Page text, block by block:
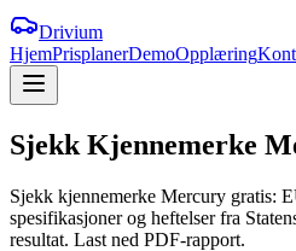
Drivium
HjemPrisplanerDemoOpplæring
Sjekk Kjennemerke
Sjekk kjennemerke Mercury gratis:
spesifikasjoner og heftelser fra
resultat. Last ned PDF-rapport.